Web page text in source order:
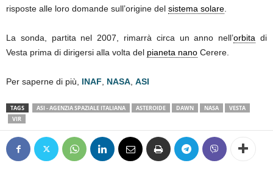
risposte alle loro domande sull’origine del sistema solare
La sonda, partita nel 2007, rimarrà circa un anno nell’orbita di
Vesta prima di dirigersi alla volta del pianeta nano Cerere.
Per saperne di più, INAF NASA ASI
TAGS ASI - AGENZIA SPAZIALE ITALIANA ASTEROIDE DAWN NASA
VESTA
VIR